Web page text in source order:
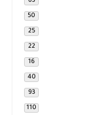
50
25
22
16
40
93
110